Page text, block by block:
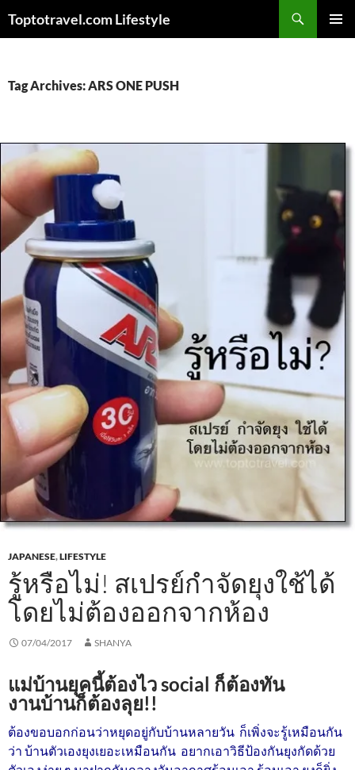
Toptotravel.com Lifestyle
Tag Archives: ARS ONE PUSH
JAPANESE,LIFESTYLE
รู้หรือไม่! สเปรย์กำจัดยุงใช้ได้
โดยไม่ต้องออกจากห้อง
07/04/2017 SHANYA
แม่บ้านยุคนี้ต้องไว social ก็ต้องทัน
งานบ้านก็ต้องลุย!!
ต้องขอบอกก่อนว่าหยุดอยู่กับบ้านหลายวัน ก็เพิ่งจะรู้เหมือนกัน
ว่า บ้านตัวเองยุงเยอะเหมือนกัน อยากเอาวิธีป้องกันยุงกัดด้วย